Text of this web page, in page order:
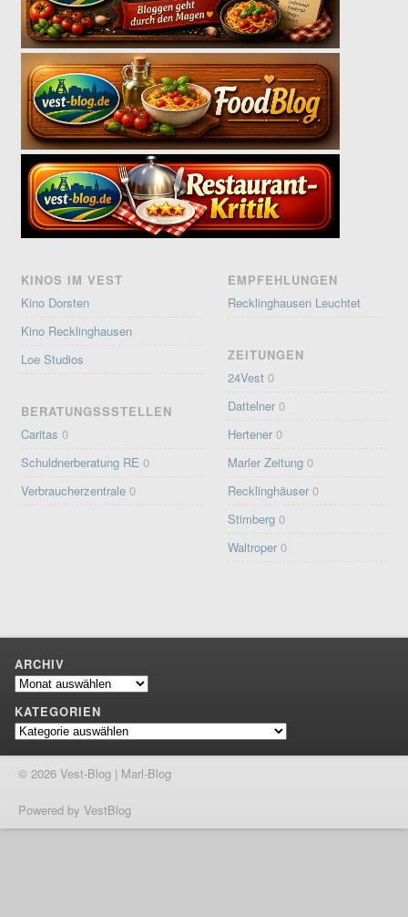
KINOS IM VEST
Kino Dorsten
Kino Recklinghausen
Loe Studios
BERATUNGSSSTELLEN
Caritas 0
Schuldnerberatung RE 0
Verbraucherzentrale 0
EMPFEHLUNGEN
Recklinghausen Leuchtet
ZEITUNGEN
24Vest 0
Dattelner 0
Hertener 0
Marler Zeitung 0
Recklinghäuser 0
Stimberg 0
Waltroper 0
ARCHIV
Archiv
KATEGORIEN
Kategorien
© 2026 Vest-Blog | Marl-Blog
Powered by VestBlog